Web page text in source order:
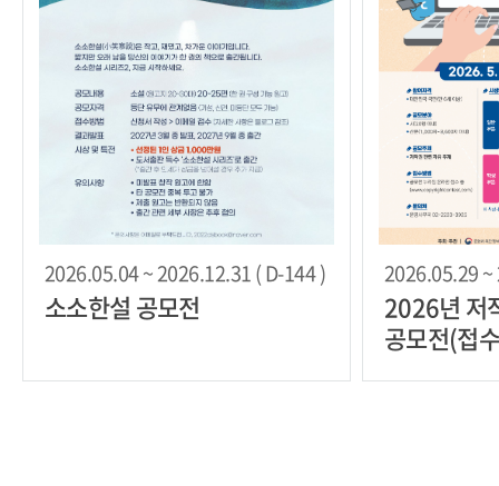
2026.05.04 ~ 2026.12.31 ( D-144 )
소소한설 공모전
2026.05.29 ~
2026년 저
공모전(접